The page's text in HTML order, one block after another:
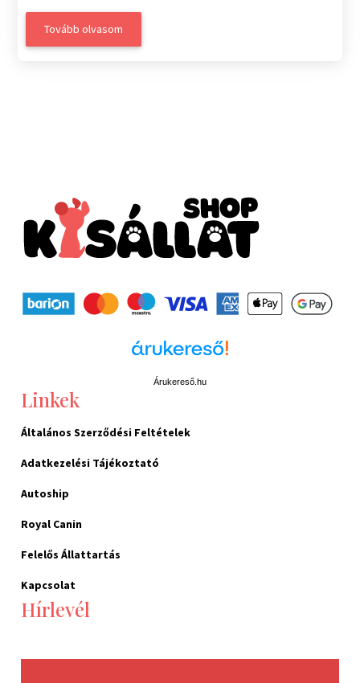
Tovább olvasom
Árukereső.hu
Linkek
Általános Szerződési Feltételek
Adatkezelési Tájékoztató
Autoship
Royal Canin
Felelős Állattartás
Kapcsolat
Hírlevél